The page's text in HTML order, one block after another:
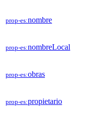
prop-es:nombre
prop-es:nombreLocal
prop-es:obras
prop-es:propietario